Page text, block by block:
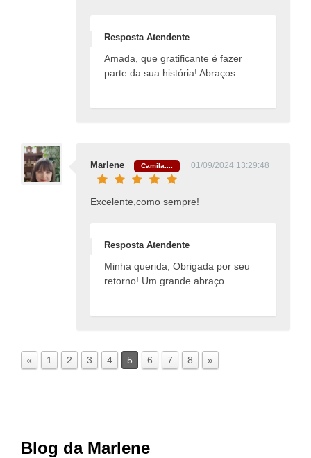
Resposta Atendente
Amada, que gratificante é fazer
parte da sua história! Abraços
Marlene Camila.... 01/09/2024 13:29:48
Excelente,como sempre!
Resposta Atendente
Minha querida, Obrigada por seu
retorno! Um grande abraço.
« 1 2 3 4 5 6 7 8 »
Blog da Marlene